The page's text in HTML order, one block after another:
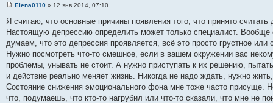
Elena0110 » 12 янв 2014, 07:10
Я считаю, что основные причины появления того, что принято
Настоящую депрессию определить может только специалист.
думаем, что это депрессия проявляется, всё это просто грустное или
Нужно посмотреть что-то смешное, если в вашем окружении вас
проблемы, унывать не стоит. А нужно приступать к их решению,
и действие реально меняет жизнь. Никогда не надо ждать, нужно
Состояние снижения эмоционального фона мне тоже часто присуще.
что, подумаешь, что кто-то нагрубил или что-то сказали, что мне не